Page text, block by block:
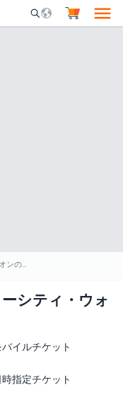
Mobile Search
ヘラクレイオンのウォーターシティ・ウォーターパークのチケット
シティ・ウォ
バイルチケット
時指定チケット